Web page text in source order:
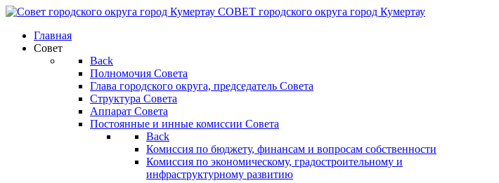
СОВЕТ городского округа город Кумертау
Главная
Совет
Back
Полномочия Совета
Глава городского округа, председатель Совета
Структура Совета
Аппарат Совета
Постоянные и инные комиссии Совета
Back
Комиссия по бюджету, финансам и вопросам собственности
Комиссия по экономическому, градостроительному и
инфраструктурному развитию